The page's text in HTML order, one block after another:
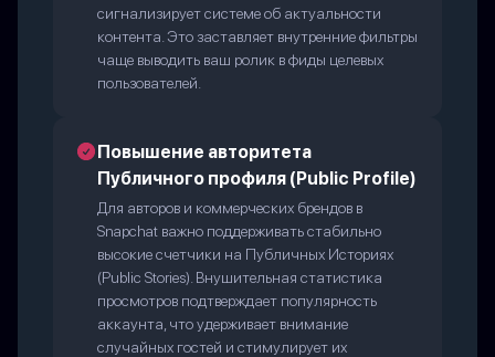
сигнализирует системе об актуальности
контента. Это заставляет внутренние фильтры
чаще выводить ваш ролик в фиды целевых
пользователей.
Повышение авторитета
Публичного профиля (Public Profile)
Для авторов и коммерческих брендов в
Snapchat важно поддерживать стабильно
высокие счетчики на Публичных Историях
(Public Stories). Внушительная статистика
просмотров подтверждает популярность
аккаунта, что удерживает внимание
случайных гостей и стимулирует их